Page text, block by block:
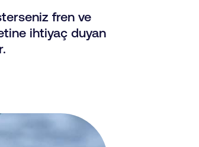
fren ve
ihtiyaç duyan